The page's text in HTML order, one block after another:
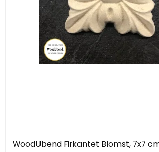
WoodUbend Firkantet Blomst, 7x7